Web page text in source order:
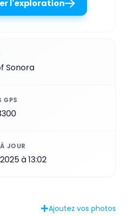
l'exploration
Sonora
GPS
JOUR
à 13:02
Ajoutez vos photos